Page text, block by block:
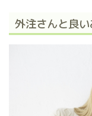
外注さんと良